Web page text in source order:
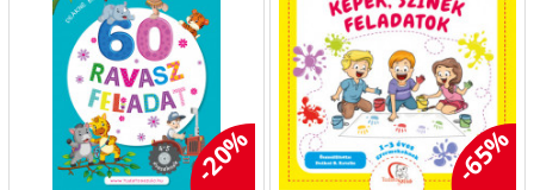
-20% -65%